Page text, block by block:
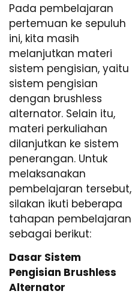
Pada pembelajaran
pertemuan ke sepuluh
ini, kita masih
melanjutkan materi
sistem pengisian, yaitu
sistem pengisian
dengan brushless
alternator. Selain itu,
materi perkuliahan
dilanjutkan ke sistem
penerangan. Untuk
melaksanakan
pembelajaran tersebut,
silakan ikuti beberapa
tahapan pembelajaran
sebagai berikut:
Dasar Sistem
Pengisian Brushless
Alternator